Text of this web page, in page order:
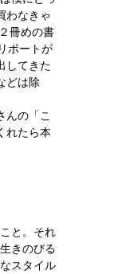
わなきゃ
冊めの書
ポートが
してきた
どは除
んの「こ
れたら本
と。それ
きのびる
スタイル